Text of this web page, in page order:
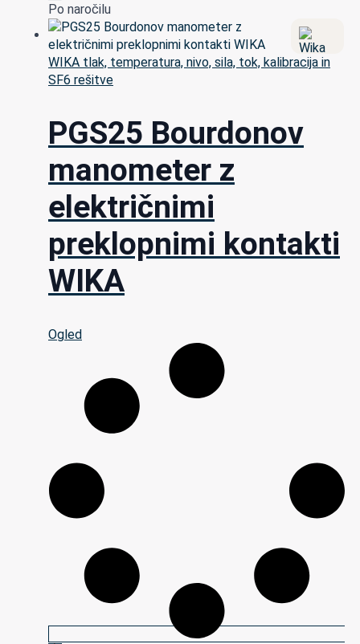
Po naročilu
WIKA tlak, temperatura, nivo, sila, tok, kalibracija in
SF6 rešitve
PGS25 Bourdonov
manometer z
električnimi
preklopnimi kontakti
WIKA
Ogled